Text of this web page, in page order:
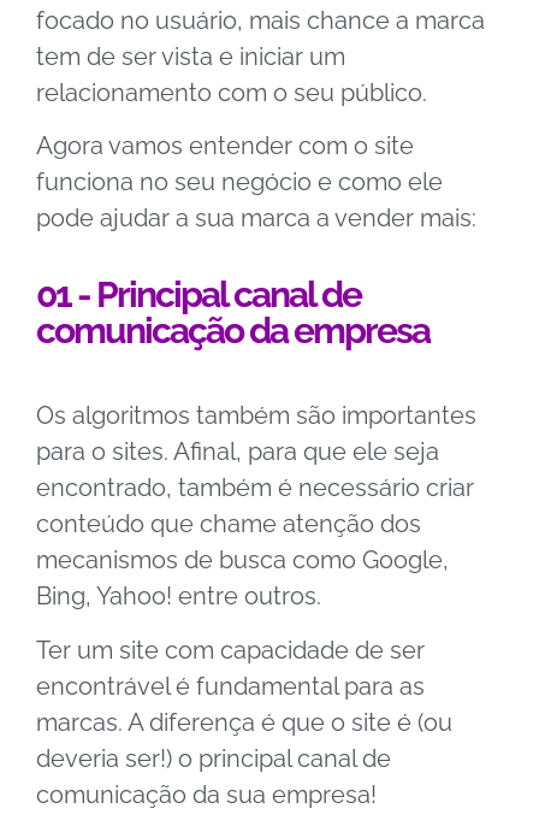
focado no usuário, mais chance a marca
tem de ser vista e iniciar um
relacionamento com o seu público.
Agora vamos entender com o site
funciona no seu negócio e como ele
pode ajudar a sua marca a vender mais:
01 - Principal canal de
comunicação da empresa
Os algoritmos também são importantes
para o sites. Afinal, para que ele seja
encontrado, também é necessário criar
conteúdo que chame atenção dos
mecanismos de busca como Google,
Bing, Yahoo! entre outros.
Ter um site com capacidade de ser
encontrável é fundamental para as
marcas. A diferença é que o site é (ou
deveria ser!) o principal canal de
comunicação da sua empresa!